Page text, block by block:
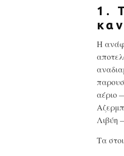
1.
Η
αέριο
Λιβύη
Τα